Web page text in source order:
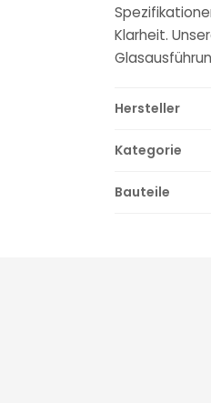
Klarheit.
Hersteller
Kategorie
Bauteile